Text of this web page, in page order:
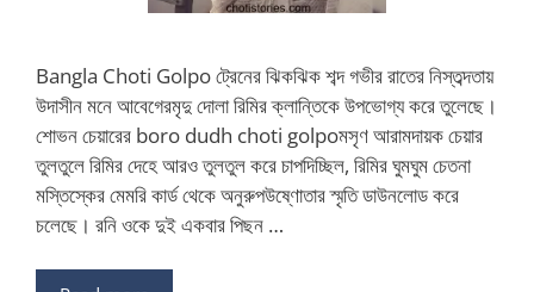
Bangla Choti Golpo ট্রেনের ঝিকঝিক শব্দ গভীর রাতের নিস্তব্দতায়
উদাসীন মনে আবেগেরমৃদু দোলা রিমির ক্লান্তিকে উপভোগ্য করে তুলেছে।
শোভন চেয়ারের boro dudh choti golpoমসৃণ আরামদায়ক চেয়ার
তুলতুলে রিমির দেহে আরও তুলতুল করে চাপদিচ্ছিল, রিমির ঘুমঘুম চেতনা
মস্তিস্কের মেমরি কার্ড থেকে অনুরুপউষ্ণোতার স্মৃতি ডাউনলোড করে
চলেছে। রনি ওকে দুই একবার পিছন …